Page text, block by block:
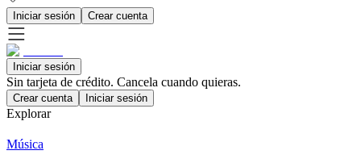
Iniciar sesión Crear cuenta
Iniciar sesión
Sin tarjeta de crédito. Cancela cuando quieras.
Crear cuenta Iniciar sesión
Explorar
Música